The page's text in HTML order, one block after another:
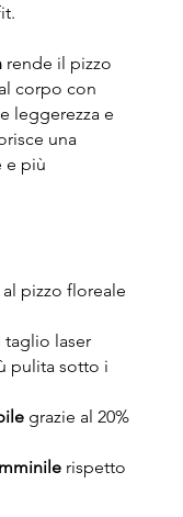
rende il pizzo
corpo con
leggerezza e
una
e più
pizzo floreale
laser
pulita sotto i
grazie al 20%
rispetto